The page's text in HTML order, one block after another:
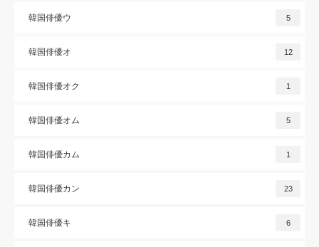
韓国俳優ウ 5
韓国俳優オ 12
韓国俳優オク 1
韓国俳優オム 5
韓国俳優カム 1
韓国俳優カン 23
韓国俳優キ 6